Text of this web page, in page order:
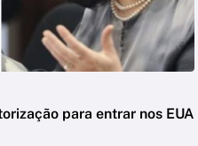
para entrar nos EUA